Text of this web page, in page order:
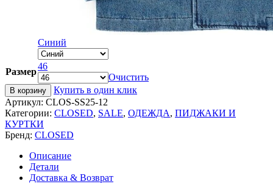
Синий
Размер
46
Очистить
В корзину
Купить в один клик
Артикул: CLOS-SS25-12
Категории: CLOSED, SALE, ОДЕЖДА, ПИДЖАКИ И
КУРТКИ
Бренд: CLOSED
Описание
Детали
Доставка & Возврат